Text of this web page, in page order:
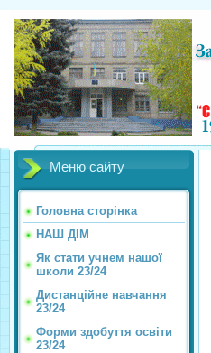
Меню сайту
Головна сторінка
НАШ ДІМ
Як стати учнем нашої
школи 23/24
Дистанційне навчання
23/24
Форми здобуття освіти
23/24